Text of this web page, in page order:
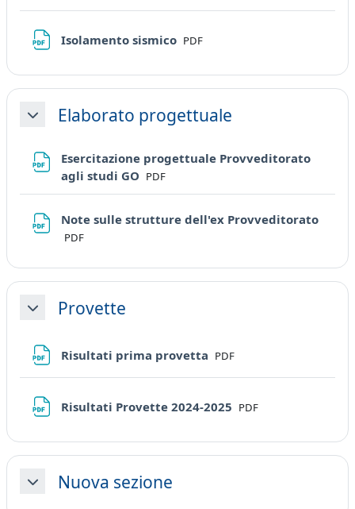
Isolamento sismico File
PDF
MinimizzaElaborato progettuale
Esercitazione progettuale Provveditorato
agli studi GO File
PDF
Note sulle strutture dell'ex Provveditorato
File
PDF
MinimizzaProvette
Risultati prima provetta File
PDF
Risultati Provette 2024-2025 File
PDF
MinimizzaNuova sezione